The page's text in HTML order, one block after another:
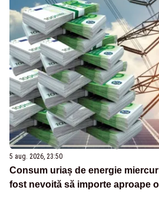
5 aug. 2026, 23:50
Consum uriaș de energie
fost nevoită să importe aproape